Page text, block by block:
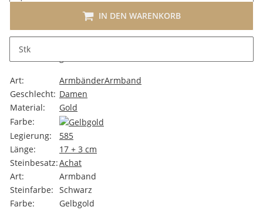
Stk
IN DEN WARENKORB
Art:
ArmbänderArmband
Geschlecht: Damen
Material:
Gold
Farbe:
Legierung:
585
Länge:
17 + 3 cm
Steinbesatz:Achat
Art:
Armband
Steinfarbe: Schwarz
Farbe:
Gelbgold